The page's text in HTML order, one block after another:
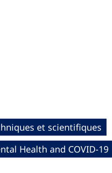
et scientifiques
Health and COVID-19